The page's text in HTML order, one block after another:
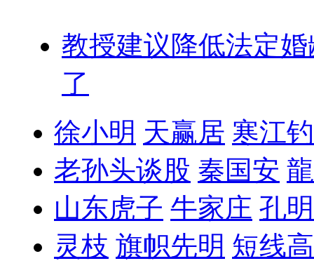
教授建议降低法定婚
了
徐小明 天赢居 寒江
老孙头谈股 秦国安
山东虎子 牛家庄 孔
灵枝 旗帜先明 短线